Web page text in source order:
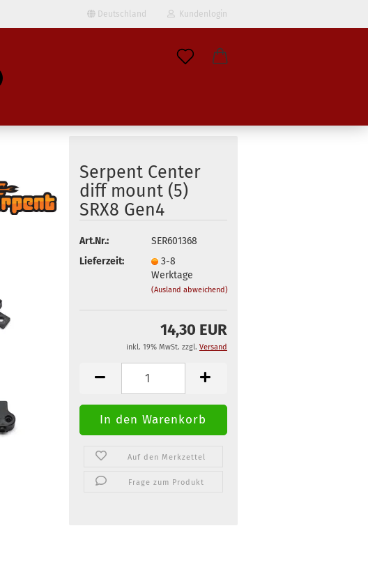
Deutschland Kundenlogin
Passwort
Konto erstellen
Suche...
Serpent Center
diff mount (5)
SRX8 Gen4
Art.Nr.:
SER601368
Lieferzeit:
3-8
Werktage
(Ausland abweichend)
14,30 EUR
inkl. 19% MwSt. zzgl. Versand
Auf den Merkzettel
Frage zum Produkt